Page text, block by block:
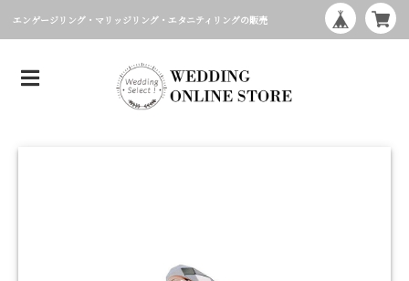
エンゲージリング・マリッジリング・エタニティリングの販売